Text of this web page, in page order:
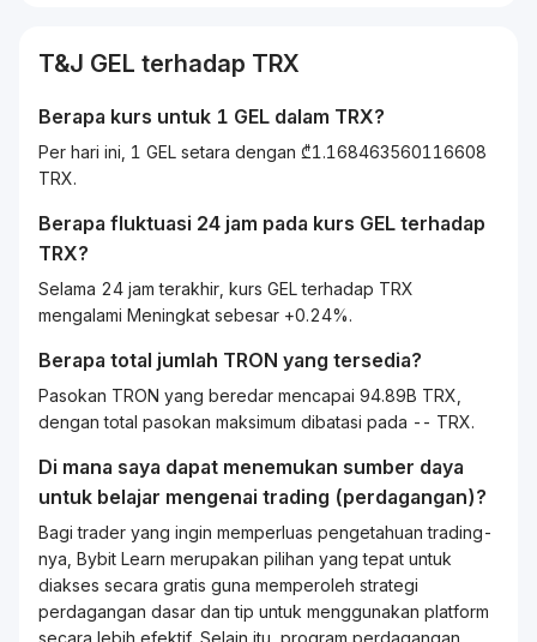
T&J GEL terhadap TRX
Berapa kurs untuk 1 GEL dalam TRX?
Per hari ini, 1 GEL setara dengan ₾1.168463560116608
TRX.
Berapa fluktuasi 24 jam pada kurs GEL terhadap
TRX?
Selama 24 jam terakhir, kurs GEL terhadap TRX
mengalami Meningkat sebesar +0.24%.
Berapa total jumlah TRON yang tersedia?
Pasokan TRON yang beredar mencapai 94.89B TRX,
dengan total pasokan maksimum dibatasi pada -- TRX.
Di mana saya dapat menemukan sumber daya
untuk belajar mengenai trading (perdagangan)?
Bagi trader yang ingin memperluas pengetahuantrading-
nya, Bybit Learn merupakan pilihan yang tepat untuk
diakses secara gratis guna memperoleh strategi
perdagangan dasar dan tip untuk menggunakan platform
secara lebih efektif. Selain itu, program perdagangan